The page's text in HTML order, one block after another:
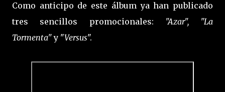
Como anticipo de este álbum ya han publicado
tres sencillos promocionales: "Azar", "La
Tormenta"y "Versus".